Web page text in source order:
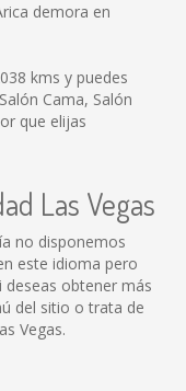
demora en
kms y puedes
Cama, Salón
que elijas
Las Vegas
no disponemos
este idioma pero
deseas obtener más
del sitio o trata de
Vegas.